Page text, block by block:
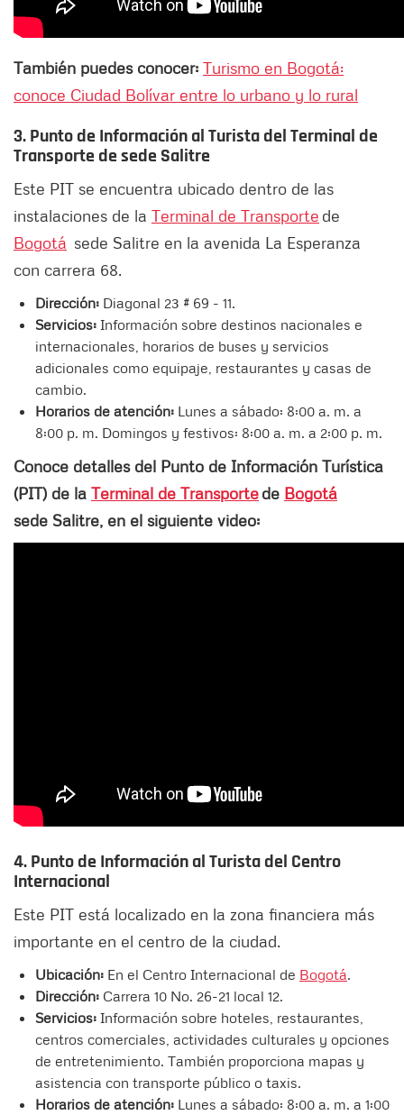
También puedes conocer: Turismo en Bogotá:
conoce Ciudad Bolívar entre lo urbano y lo rural
3. Punto de Información al Turista del Terminal de
Transporte de sede Salitre
Este PIT se encuentra ubicado dentro de las
instalaciones de la Terminal de Transporte de
Bogotá sede Salitre en la avenida La Esperanza
con carrera 68.
Dirección: Diagonal 23 # 69 - 11.
Servicios: Información sobre destinos nacionales e
internacionales, horarios de buses y servicios
adicionales como equipaje, restaurantes y casas de
cambio.
Horarios de atención: Lunes a sábado: 8:00 a. m. a
8:00 p. m. Domingos y festivos: 8:00 a. m. a 2:00 p. m.
Conoce detalles del Punto de Información Turística
(PIT) de la Terminal de Transportede Bogotá
sede Salitre, en el siguiente video:
4. Punto de Información al Turista del Centro
Internacional
Este PIT está localizado en la zona financiera más
importante en el centro de la ciudad.
Ubicación: En el Centro Internacional de Bogotá.
Dirección: Carrera 10 No. 26-21 local 12.
Servicios: Información sobre hoteles, restaurantes,
centros comerciales, actividades culturales y opciones
de entretenimiento. También proporciona mapas y
asistencia con transporte público o taxis.
Horarios de atención: Lunes a sábado: 8:00 a. m. a 1:00